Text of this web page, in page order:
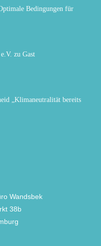
Bedingungen für
zu Gast
„Klimaneutralität bereits
Wandsbek
38b